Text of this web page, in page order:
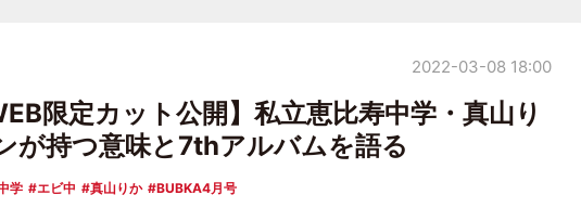
2022-03-08 18:00
限定カット公開】私立恵比寿中学・真山り
が持つ意味と7thアルバムを語る
学 エビ中 真山りか
BUBKA4月号